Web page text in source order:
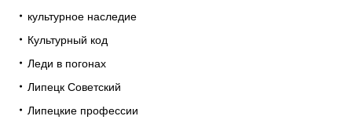
культурное наследие
Культурный код
Леди в погонах
Липецк Советский
Липецкие профессии